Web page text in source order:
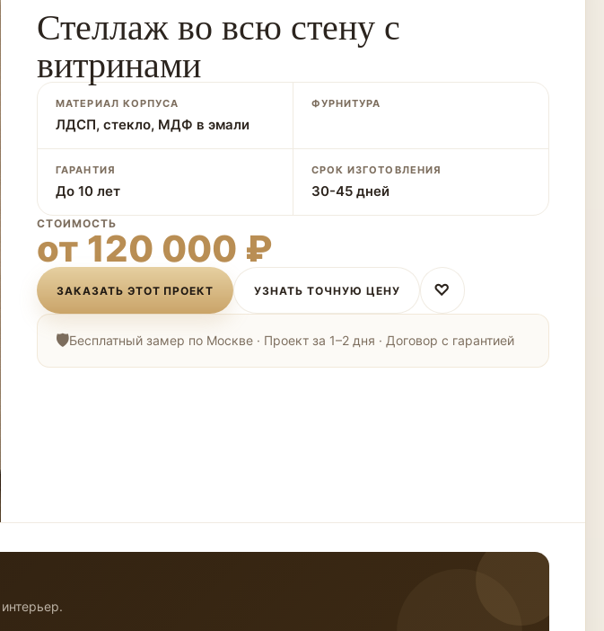
Стеллаж во всю стену с
витринами
МАТЕРИАЛ КОРПУСА
ЛДСП, стекло, МДФ в эмали
ФУРНИТУРА
ГАРАНТИЯ
До 10 лет
СРОК ИЗГОТОВЛЕНИЯ
30-45 дней
СТОИМОСТЬ
от 120 000 ₽
ЗАКАЗАТЬ ЭТОТ ПРОЕКТ УЗНАТЬ ТОЧНУЮ ЦЕНУ ♡
Бесплатный замер по Москве · Проект за 1–2 дня · Договор с гарантией